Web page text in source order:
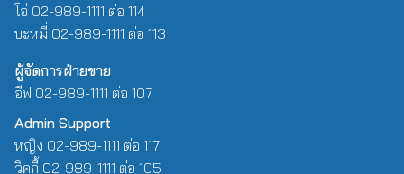
โอ๋ 02-989-1111 ต่อ 114
บะหมี่ 02-989-1111 ต่อ 113
ผู้จัดการฝ่ายขาย
อีฟ 02-989-1111 ต่อ 107
Admin Support
หญิง 02-989-1111 ต่อ 117
วิคกี้ 02-989-1111 ต่อ 105